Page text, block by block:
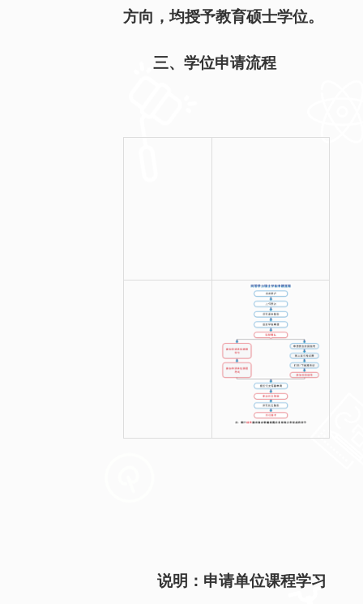
方向，均授予教育硕士学位。
三、学位申请流程
说明：申请单位课程学习